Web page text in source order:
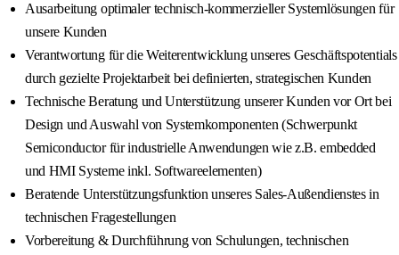
Ausarbeitung optimaler technisch-kommerzieller Systemlösungen für
unsere Kunden
Verantwortung für die Weiterentwicklung unseres Geschäftspotentials
durch gezielte Projektarbeit bei definierten, strategischen Kunden
Technische Beratung und Unterstützung unserer Kunden vor Ort bei
Design und Auswahl von Systemkomponenten (Schwerpunkt
Semiconductor für industrielle Anwendungen wie z.B. embedded
und HMI Systeme inkl. Softwareelementen)
Beratende Unterstützungsfunktion unseres Sales-Außendienstes in
technischen Fragestellungen
Vorbereitung & Durchführung von Schulungen, technischen